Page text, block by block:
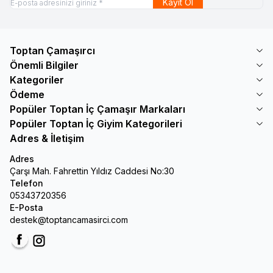
Toptan Çamaşırcı
Önemli Bilgiler
Kategoriler
Ödeme
Popüler Toptan İç Çamaşır Markaları
Popüler Toptan İç Giyim Kategorileri
Adres & İletişim
Adres
Çarşı Mah. Fahrettin Yıldız Caddesi No:30
Telefon
05343720356
E-Posta
destek@toptancamasirci.com
FacebookInstagram